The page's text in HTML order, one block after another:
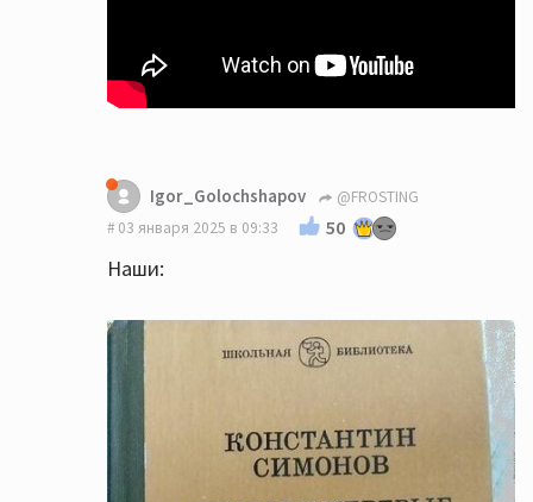
Igor_Golochshapov
@FROSTING
03 января 2025 в 09:33
50
Наши: